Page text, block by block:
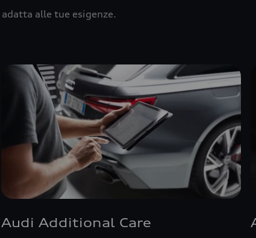
alle tue esigenze.
Audi Additional Care